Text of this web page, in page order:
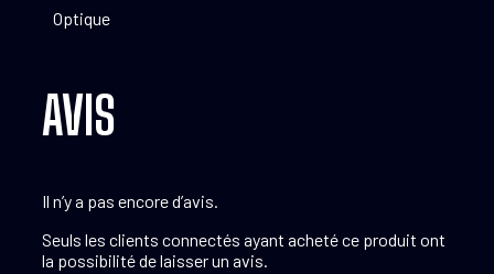
Optique
AVIS
Il n’y a pas encore d’avis.
Seuls les clients connectés ayant acheté ce produit ont
la possibilité de laisser un avis.